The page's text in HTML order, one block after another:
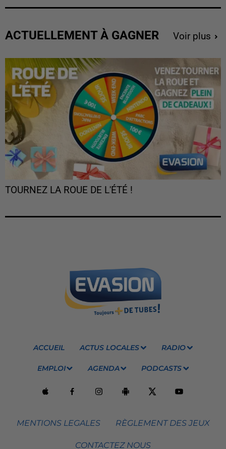
ACTUELLEMENT À GAGNER Voir plus
TOURNEZ LA ROUE DE L'ÉTÉ !
ACCUEIL ACTUS LOCALES RADIO
EMPLOI AGENDA PODCASTS
MENTIONS LEGALES RÈGLEMENT DES JEUX
CONTACTEZ NOUS